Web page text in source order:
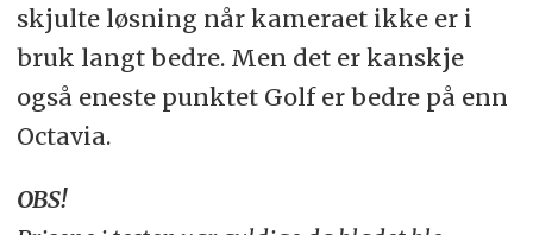
skjulte løsning når kameraet ikke er i
bruk langt bedre. Men det er kanskje
også eneste punktet Golf er bedre på enn
Octavia.
OBS!